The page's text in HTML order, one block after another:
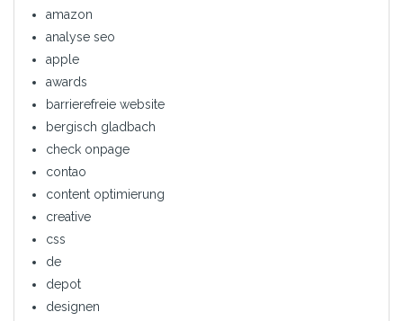
amazon
analyse seo
apple
awards
barrierefreie website
bergisch gladbach
check onpage
contao
content optimierung
creative
css
de
depot
designen